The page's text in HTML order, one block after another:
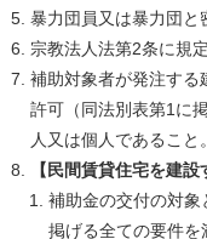
暴力団員又は暴力団と
宗教法人法第2条に規
補助対象者が発注する
許可（同法別表第1に
人又は個人であること。
【民間賃貸住宅を建設
補助金の交付の対
掲げる全ての要件を